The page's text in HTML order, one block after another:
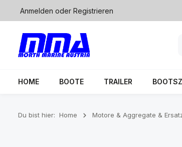
Zur Hauptnavigation springen
Anmelden oder Registrieren
HOME BOOTE TRAILER
Du bist hier: Home Motore & Aggregate &